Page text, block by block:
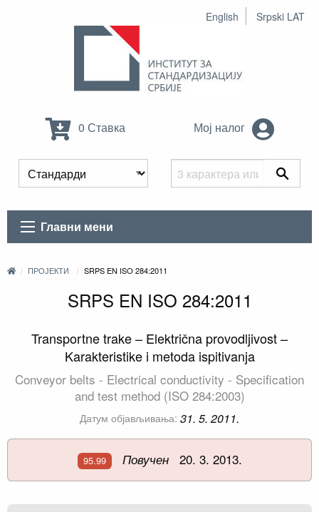
English Srpski LAT
0 Ставка Мој налог
Главни мени
ПРОЈЕКТИ SRPS EN ISO 284:2011
SRPS EN ISO 284:2011
Transportne trake – Električna provodljivost –
Karakteristike i metoda ispitivanja
Conveyor belts - Electrical conductivity - Specification
and test method (ISO 284:2003)
Датум објављивања: 31. 5. 2011.
95.99 Повучен20. 3. 2013.